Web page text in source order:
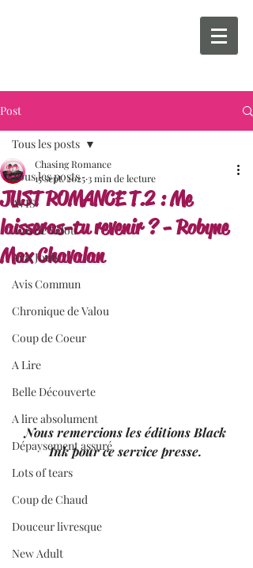
Post
Tous les posts
AVIS
Avis de Valou
Avis Jouly
Avis Commun
Chronique de Valou
Coup de Coeur
A Lire
Belle Découverte
A lire absolument
Dépaysement assuré
Lots of tears
Coup de Chaud
Douceur livresque
New Adult
Tous les posts
JUST ROMANCE T.2 : Me
laisseras-tu revenir ? - Robyne
Max Chavalan
Chasing Romance
15 sept. 20253 min de lecture
Nous remercions les éditions Black
Ink pour ce service presse.